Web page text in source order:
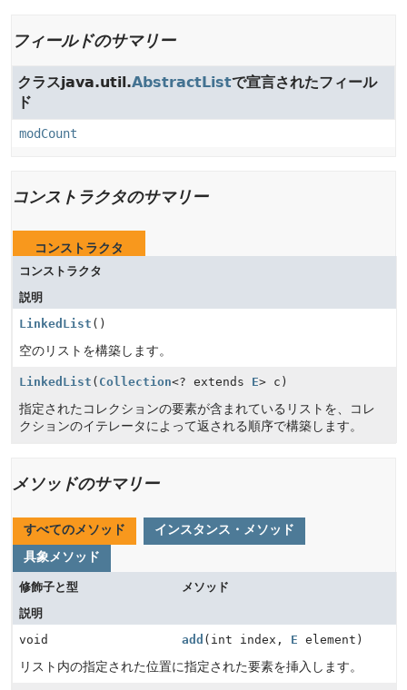
フィールドのサマリー
クラスjava.util.AbstractListで宣言されたフィール
ド
modCount
コンストラクタのサマリー
コンストラクタ
コンストラクタ
説明
LinkedList ()
空のリストを構築します。
LinkedList ( Collection<? extends E> c)
指定されたコレクションの要素が含まれているリストを、コレ
クションのイテレータによって返される順序で構築します。
メソッドのサマリー
すべてのメソッド
インスタンス・メソッド
具象メソッド
修飾子と型
メソッド
説明
void
add (int index, E element)
リスト内の指定された位置に指定された要素を挿入します。